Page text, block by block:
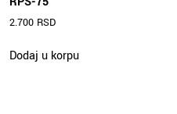
2.700 RSD
Dodaj u korpu